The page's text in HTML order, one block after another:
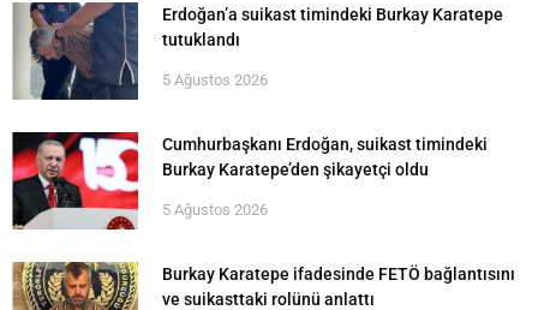
Erdoğan’a suikast timindeki Burkay Karatepe
tutuklandı
5 Ağustos 2026
Cumhurbaşkanı Erdoğan, suikast timindeki
Burkay Karatepe’den şikayetçi oldu
5 Ağustos 2026
Burkay Karatepe ifadesinde FETÖ bağlantısını
ve suikasttaki rolünü anlattı